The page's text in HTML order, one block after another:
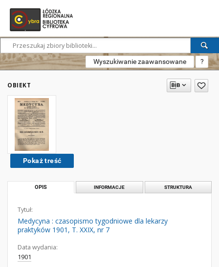
Wyszukiwanie zaawansowane ?
OBIEKT
Pokaż treść
OPIS INFORMACJE STRUKTURA
Tytuł:
Medycyna : czasopismo tygodniowe dla lekarzy
praktyków 1901, T. XXIX, nr 7
Data wydania:
1901